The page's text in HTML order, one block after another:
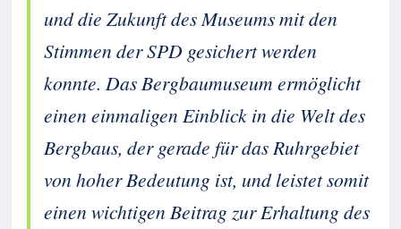
und die Zukunft des Museums mit den
Stimmen der SPD gesichert werden
konnte. Das Bergbaumuseum ermöglicht
einen einmaligen Einblick in die Welt des
Bergbaus, der gerade für das Ruhrgebiet
von hoher Bedeutung ist, und leistet somit
einen wichtigen Beitrag zur Erhaltung des